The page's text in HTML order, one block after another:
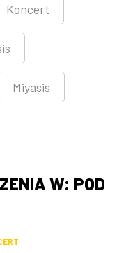
Koncert
Miyasis
W: POD